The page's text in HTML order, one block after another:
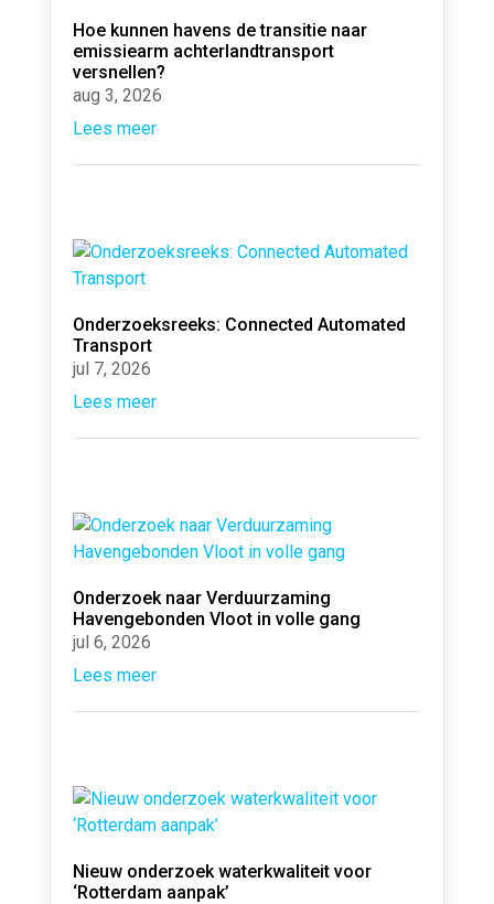
Hoe kunnen havens de transitie naar
emissiearm achterlandtransport
versnellen?
aug 3, 2026
Lees meer
Onderzoeksreeks: Connected Automated
Transport
jul 7, 2026
Lees meer
Onderzoek naar Verduurzaming
Havengebonden Vloot in volle gang
jul 6, 2026
Lees meer
Nieuw onderzoek waterkwaliteit voor
‘Rotterdam aanpak’